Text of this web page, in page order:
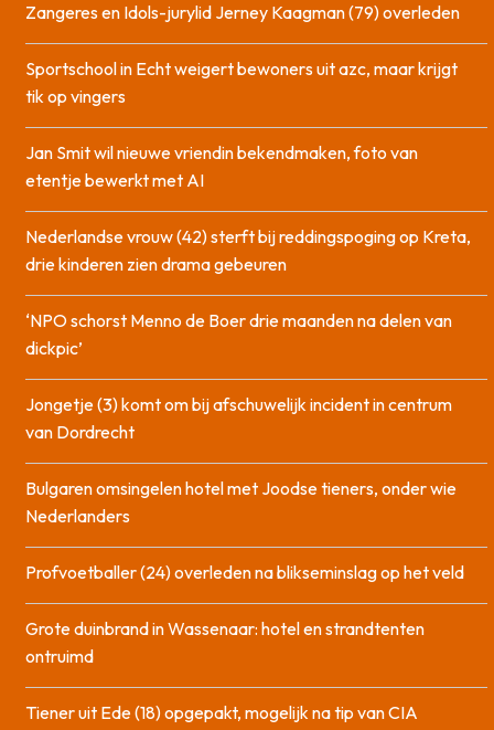
Zangeres en Idols-jurylid Jerney Kaagman (79) overleden
Sportschool in Echt weigert bewoners uit azc, maar krijgt
tik op vingers
Jan Smit wil nieuwe vriendin bekendmaken, foto van
etentje bewerkt met AI
Nederlandse vrouw (42) sterft bij reddingspoging op Kreta,
drie kinderen zien drama gebeuren
‘NPO schorst Menno de Boer drie maanden na delen van
dickpic’
Jongetje (3) komt om bij afschuwelijk incident in centrum
van Dordrecht
Bulgaren omsingelen hotel met Joodse tieners, onder wie
Nederlanders
Profvoetballer (24) overleden na blikseminslag op het veld
Grote duinbrand in Wassenaar: hotel en strandtenten
ontruimd
Tiener uit Ede (18) opgepakt, mogelijk na tip van CIA